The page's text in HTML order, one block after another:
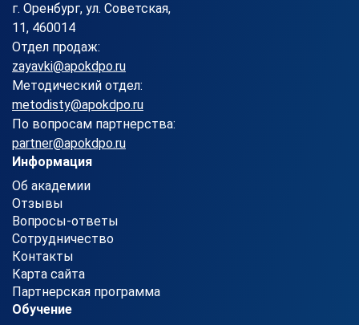
г. Оренбург, ул. Советская,
11, 460014
Отдел продаж:
zayavki@apokdpo.ru
Методический отдел:
metodisty@apokdpo.ru
По вопросам партнерства:
partner@apokdpo.ru
Информация
Об академии
Отзывы
Вопросы-ответы
Сотрудничество
Контакты
Карта сайта
Партнерская программа
Обучение